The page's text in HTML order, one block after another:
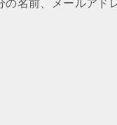
名前、メールアド